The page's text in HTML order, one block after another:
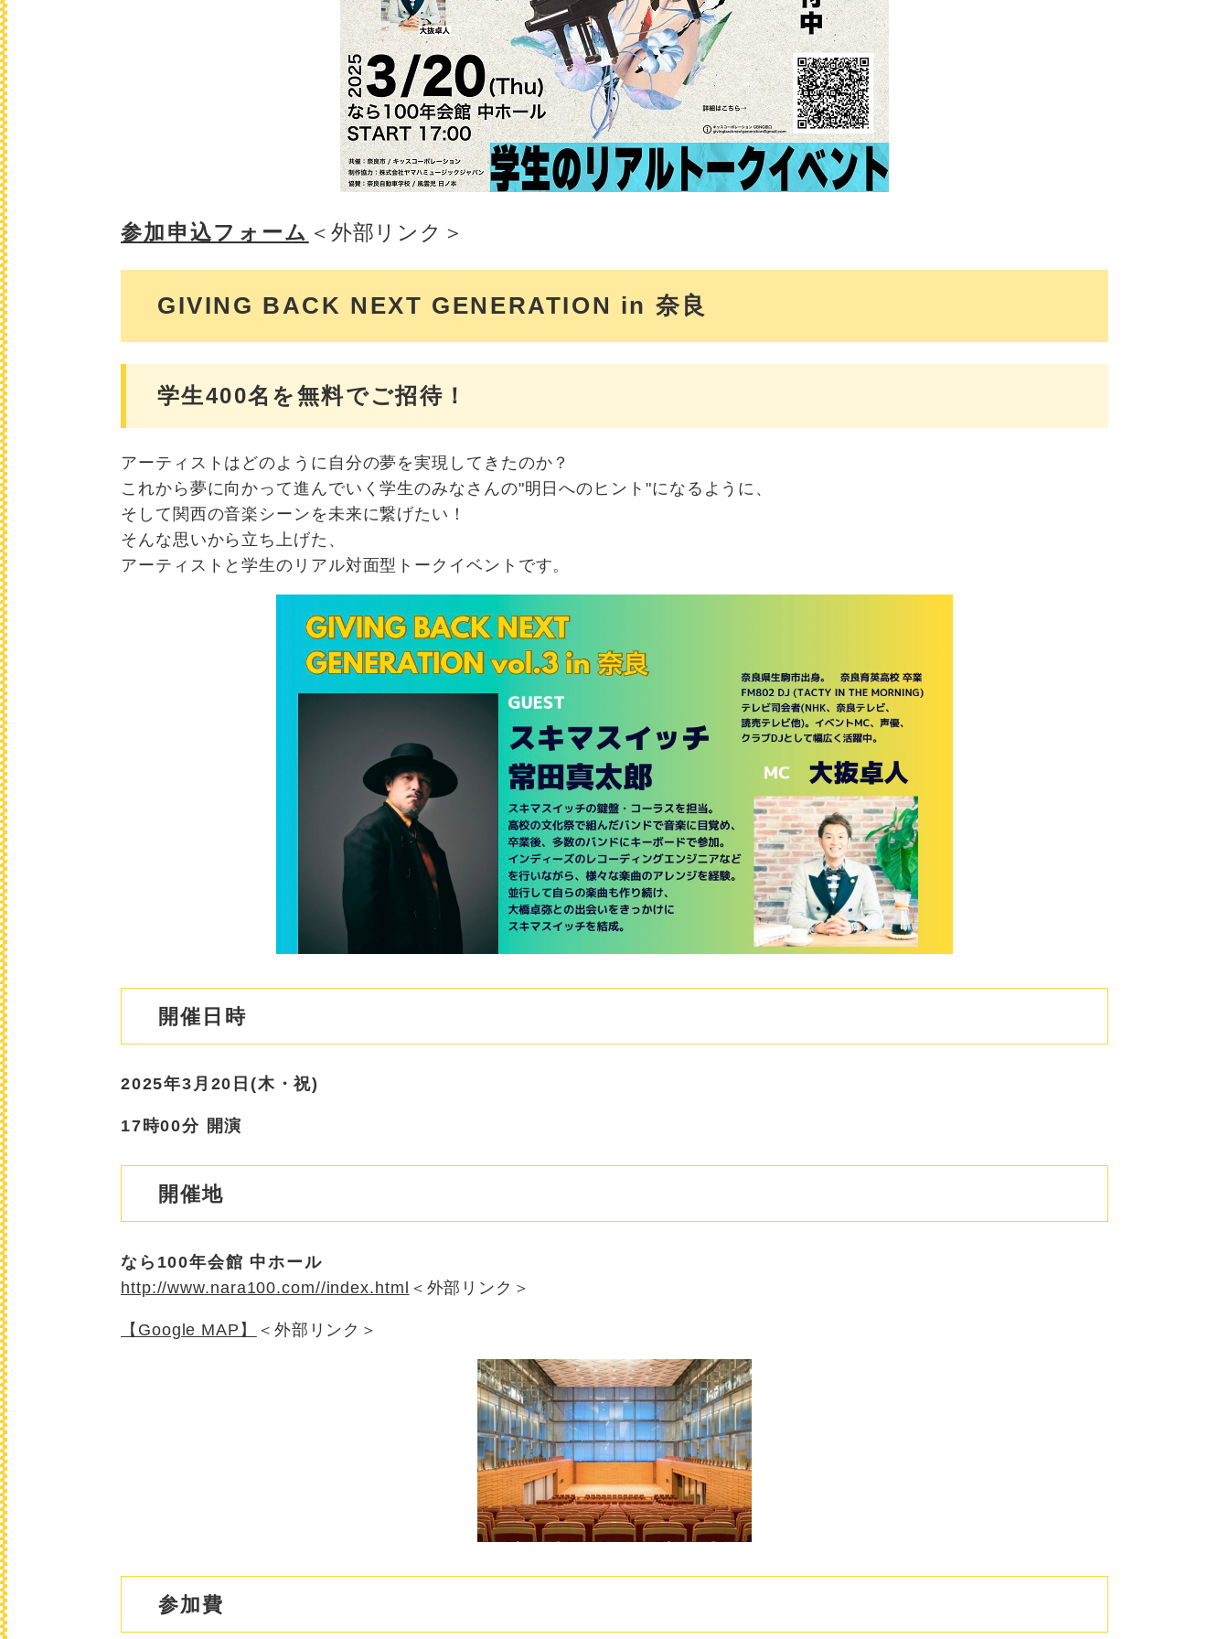
参加申込フォーム ＜外部リンク＞
GIVING BACK NEXT GENERATION in 奈良
学生400名を無料でご招待！
アーティストはどのように自分の夢を実現してきたのか？
これから夢に向かって進んでいく学生のみなさんの"明日へのヒント"になるように、
そして関西の音楽シーンを未来に繋げたい！
そんな思いから立ち上げた、
アーティストと学生のリアル対面型トークイベントです。
開催日時
2025年3月20日(木・祝)
17時00分 開演
開催地
なら100年会館 中ホール
http://www.nara100.com//index.html ＜外部リンク＞
【Google MAP】 ＜外部リンク＞
参加費